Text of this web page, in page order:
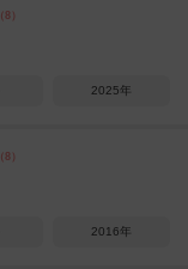
2025年
2016年